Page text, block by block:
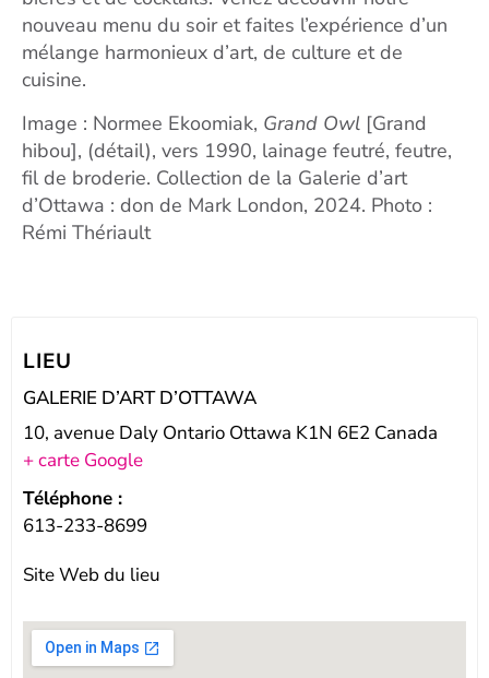
nouveau menu du soir et faites l’expérience d’un
mélange harmonieux d’art, de culture et de
cuisine.
Image : Normee Ekoomiak, Grand Owl [Grand
hibou], (détail), vers 1990, lainage feutré, feutre,
fil de broderie. Collection de la Galerie d’art
d’Ottawa : don de Mark London, 2024. Photo :
Rémi Thériault
LIEU
GALERIE D’ART D’OTTAWA
10, avenue Daly Ontario Ottawa K1N 6E2 Canada
+ carte Google
Téléphone :
613-233-8699
Site Web du lieu